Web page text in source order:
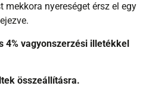
nyereséget érsz el egy
4% vagyonszerzési illetékkel
összeállításra.